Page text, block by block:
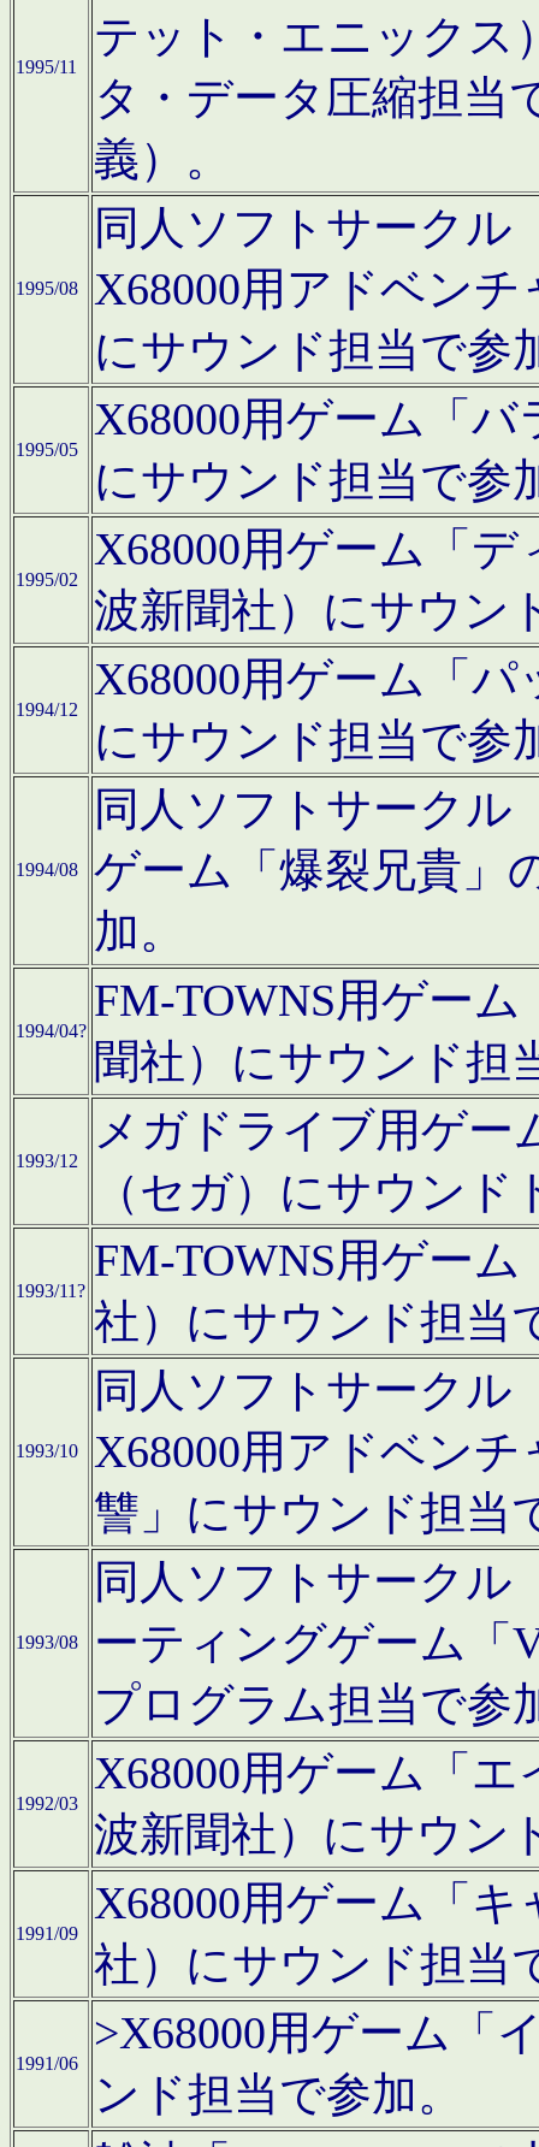
1995/11
テット・エニックス
タ・データ圧縮担当
義）。
1995/08
同人ソフトサークル
X68000用アドベン
にサウンド担当で参
1995/05
X68000用ゲーム「
にサウンド担当で参
1995/02
X68000用ゲーム「
波新聞社）にサウン
1994/12
X68000用ゲーム「
にサウンド担当で参
1994/08
同人ソフトサークル
ゲーム「爆裂兄貴」
加。
1994/04?
FM-TOWNS用ゲー
聞社）にサウンド担
1993/12
メガドライブ用ゲー
（セガ）にサウン
1993/11?
FM-TOWNS用ゲー
社）にサウンド担当
1993/10
同人ソフトサークル
X68000用アドベン
讐」にサウンド担当
1993/08
同人ソフトサークル
ーティングゲーム「
プログラム担当で参
1992/03
X68000用ゲーム「
波新聞社）にサウン
1991/09
X68000用ゲーム「
社）にサウンド担当
1991/06
>X68000用ゲーム「
ンド担当で参加。